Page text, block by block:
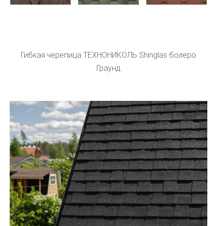
Гибкая черепица ТЕХНОНИКОЛЬ Shinglas болеро
Граунд